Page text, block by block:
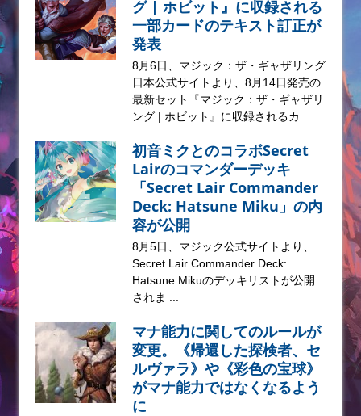
グ | ホビット』に収録される
一部カードのテキスト訂正が
発表
8月6日、マジック：ザ・ギャザリング
日本公式サイトより、8月14日発売の
最新セット『マジック：ザ・ギャザリ
ング | ホビット』に収録されるカ ...
初音ミクとのコラボSecret
Lairのコマンダーデッキ
「Secret Lair Commander
Deck: Hatsune Miku」の内
容が公開
8月5日、マジック公式サイトより、
Secret Lair Commander Deck:
Hatsune Mikuのデッキリストが公開
されま ...
マナ能力に関してのルールが
変更。《帰還した探検者、セ
ルヴァラ》や《彩色の宝球》
がマナ能力ではなくなるよう
に